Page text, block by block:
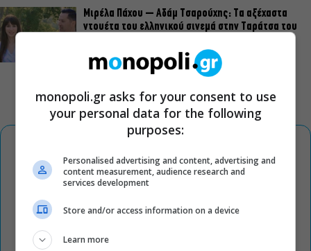
Μιρέλα Πάχου – Αδάμ Τσαρούχης: Τα αξέχαστα
ντουέτα του ελληνικού σινεμά στην Ταράτσα του
monopoli.gr asks for your consent to use
your personal data for the following
purposes:
Personalised advertising and content, advertising and
content measurement, audience research and
services development
Store and/or access information on a device
Learn more